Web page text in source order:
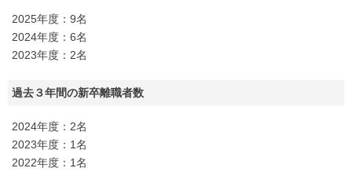
2025年度：9名
2024年度：6名
2023年度：2名
過去３年間の新卒離職者数
2024年度：2名
2023年度：1名
2022年度：1名